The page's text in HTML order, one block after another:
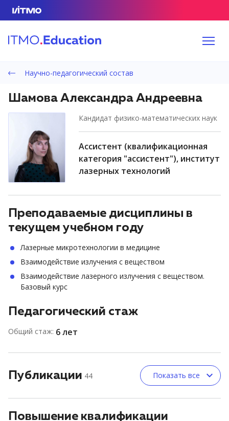
Научно-педагогический состав
Шамова Александра Андреевна
кандидат физико-математических наук
ассистент (квалификационная
категория "ассистент"), институт
лазерных технологий
Преподаваемые дисциплины в
текущем учебном году
Лазерные микротехнологии в медицине
Взаимодействие излучения с веществом
Взаимодействие лазерного излучения с веществом.
Базовый курс
Педагогический стаж
Общий стаж: 6 лет
Публикации 44 Показать все
Повышение квалификации